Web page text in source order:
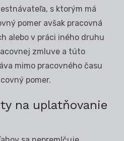
s ktorým má
pomer avšak pracovná
alebo v práci iného druhu
zmluve a túto
mimo pracovného času
pomer.
na uplatňovanie